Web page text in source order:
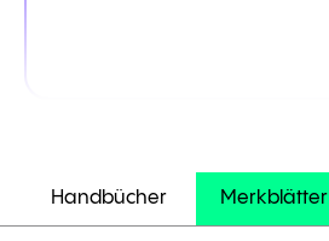
Handbücher Merkblätter